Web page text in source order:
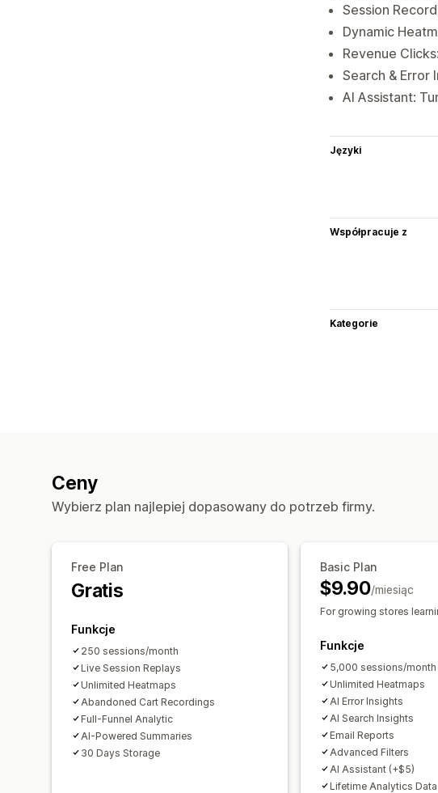
Session
Dynamic
Revenue
Search & Error
AI Assistant:
Języki
Współpracuje z
Kategorie
Ceny
Wybierz plan najlepiej dopasowany do potrzeb firmy.
Free Plan
Gratis
Funkcje
250 sessions/month
Live Session Replays
Unlimited Heatmaps
Abandoned Cart Recordings
Full-Funnel Analytic
AI-Powered Summaries
30 Days Storage
Basic Plan
$9.90/miesiąc
For growing stores
Funkcje
5,000 sessions/month
Unlimited Heatmaps
AI Error Insights
AI Search Insights
Email Reports
Advanced Filters
AI Assistant (+$5)
Lifetime Analytics Data